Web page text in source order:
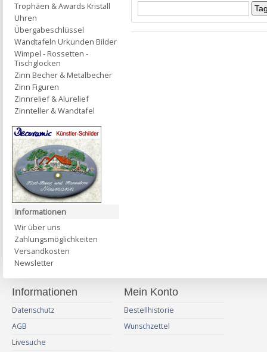
Trophäen & Awards Kristall
Uhren
Übergabeschlüssel
Wandtafeln Urkunden Bilder
Wimpel - Rossetten -
Tischglocken
Zinn Becher & Metalbecher
Zinn Figuren
Zinnrelief & Alurelief
Zinnteller & Wandtafel
Informationen
Wir über uns
Zahlungsmöglichkeiten
Versandkosten
Newsletter
Informationen
Datenschutz
AGB
Livesuche
Mein Konto
Bestellhistorie
Wunschzettel